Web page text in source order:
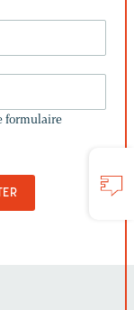
formulaire